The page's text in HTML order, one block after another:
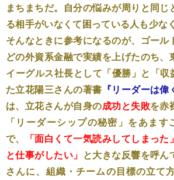
まちまちだ。自分の悩みが周りと同
る相手がいなくて困っている人も少な
そんなときに参考になるのが、ゴール
どの外資系金融で実績を上げたのち、
イーグルス社長として「優勝」と「収
た立花陽三さんの著書 『リーダーは偉
は、立花さんが自身の成功と失敗を赤
「リーダーシップの秘密」をあま
で、
「面白くて一気読みしてしまっ
と仕事がしたい」 と大きな反響を呼
さんに、組織・チームの目標の立て